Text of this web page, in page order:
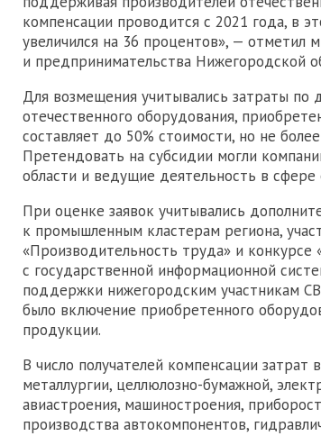
компенсации проводится с 2021 года, в
увеличился на 36 процентов», — отметил
и предпринимательства Нижегородской
Для возмещения учитывались затраты по
отечественного оборудования,
составляет до 50% стоимости, но не
Претендовать на субсидии могли
области и ведущие деятельность в
При оценке заявок учитывались
к промышленным кластерам региона,
«Производительность труда» и
с государственной информационной
поддержки нижегородским участникам
было включение приобретенного
продукции.
В число получателей компенсации
металлургии, целлюлозно-бумажной,
авиастроения, машиностроения,
производства автокомпонентов,